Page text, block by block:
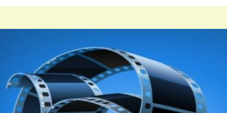
voltar a apostar, se viajarão, se terão um bom emprego, e
Einstein permite estabelecer a possibilidade de viagem ao
complexa, pois existe um elemento fundamental que é a
impossibilidade de alterar a história,